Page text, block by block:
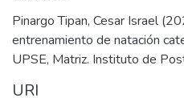
Pinargo Tipan, Cesar Israel
entrenamiento de natación
UPSE, Matriz. Instituto de
URI